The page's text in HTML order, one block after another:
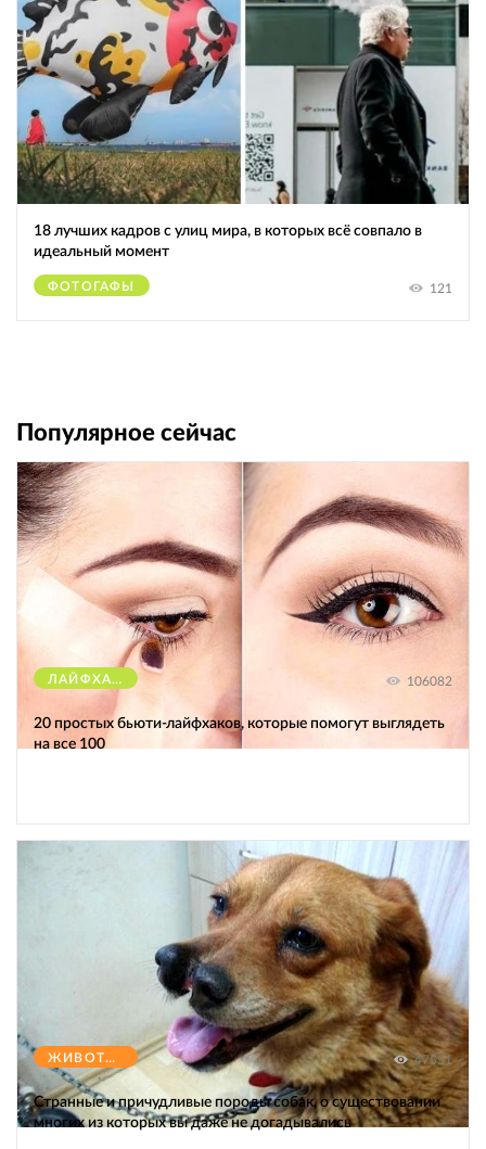
18 лучших кадров с улиц мира, в которых всё совпало в
идеальный момент
ФОТОГАФЫ 121
Популярное сейчас
ЛАЙФХАКИ 106082
20 простых бьюти-лайфхаков, которые помогут выглядеть
на все 100
ЖИВОТНЫЕ 47551
Странные и причудливые породы собак, о существовании
многих из которых вы даже не догадывались